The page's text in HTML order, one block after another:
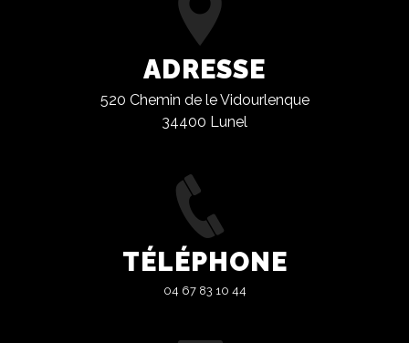
ADRESSE
520 Chemin de le Vidourlenque
34400 Lunel
TÉLÉPHONE
04 67 83 10 44